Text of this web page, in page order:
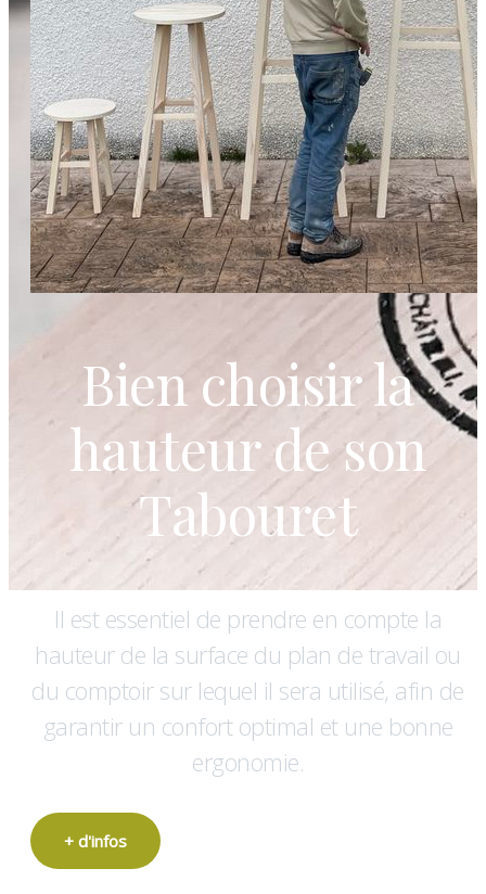
Bien choisir la
hauteur de son
Tabouret
Il est essentiel de prendre en compte la
hauteur de la surface du plan de travail ou
du comptoir sur lequel il sera utilisé, afin de
garantir un confort optimal et une bonne
ergonomie.
+ d'infos